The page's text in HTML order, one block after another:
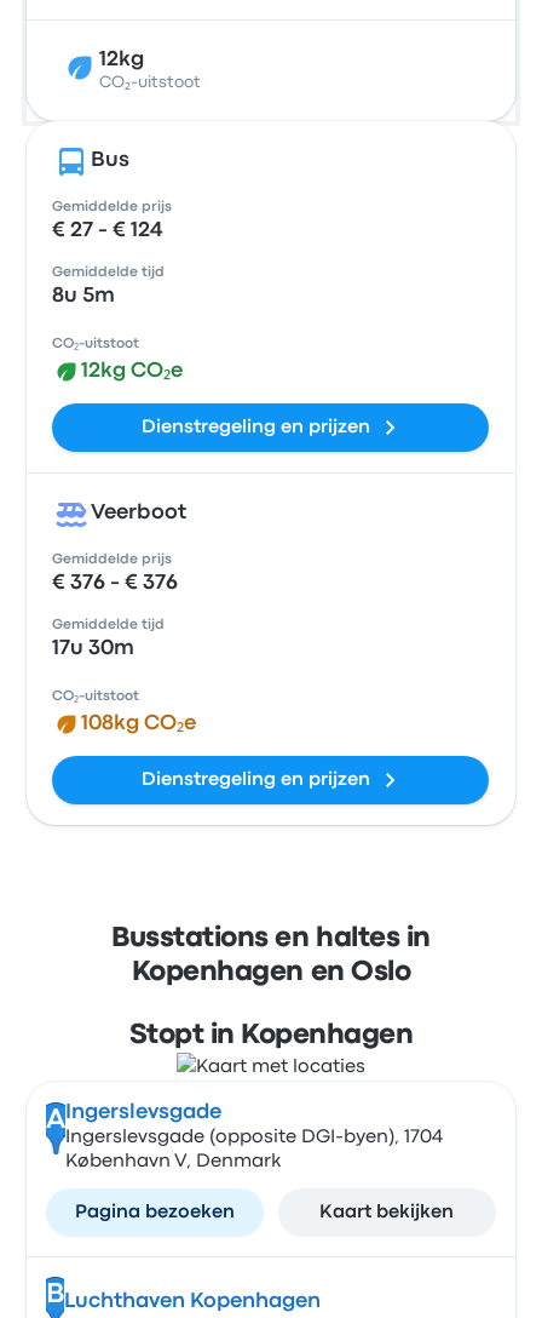
12kg
CO₂-uitstoot
Bus
Gemiddelde prijs
€ 27 - € 124
Gemiddelde tijd
8u 5m
CO₂-uitstoot
12kg CO₂e
Dienstregeling en prijzen
Veerboot
Gemiddelde prijs
€ 376 - € 376
Gemiddelde tijd
17u 30m
CO₂-uitstoot
108kg CO₂e
Dienstregeling en prijzen
Busstations en haltes in
Kopenhagen en Oslo
Stopt in Kopenhagen
A Ingerslevsgade
Ingerslevsgade (opposite DGI-byen), 1704
København V, Denmark
Pagina bezoeken Kaart bekijken
BLuchthaven Kopenhagen